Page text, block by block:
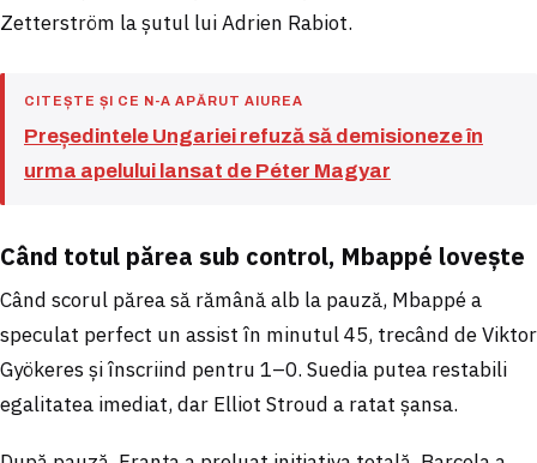
Zetterström la șutul lui Adrien Rabiot.
CITEȘTE ȘI CE N-A APĂRUT AIUREA
Președintele Ungariei refuză să demisioneze în
urma apelului lansat de Péter Magyar
Când totul părea sub control, Mbappé lovește
Când scorul părea să rămână alb la pauză, Mbappé a
speculat perfect un assist în minutul 45, trecând de Viktor
Gyökeres și înscriind pentru 1–0. Suedia putea restabili
egalitatea imediat, dar Elliot Stroud a ratat șansa.